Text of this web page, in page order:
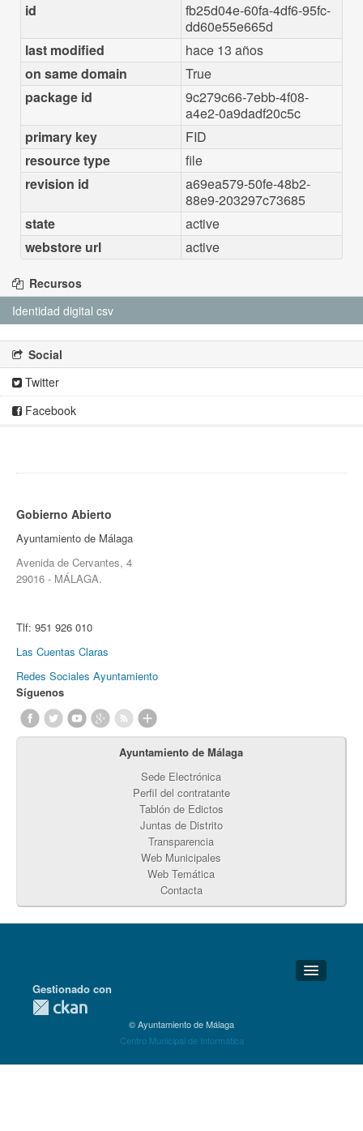
id
fb25d04e-60fa-4df6-95fc-
dd60e55e665d
last modified
hace 13 años
on same domain
True
package id
9c279c66-7ebb-4f08-
a4e2-0a9dadf20c5c
primary key
FID
resource type
file
revision id
a69ea579-50fe-48b2-
88e9-203297c73685
state
active
webstore url
active
Recursos
Identidad digital csv
Social
Twitter
Facebook
Gobierno Abierto
Ayuntamiento de Málaga
Avenida de Cervantes, 4
29016 - MÁLAGA.
Tlf: 951 926 010
Las Cuentas Claras
Redes Sociales Ayuntamiento
Síguenos
Ayuntamiento de Málaga
Sede Electrónica
Perfil del contratante
Tablón de Edictos
Juntas de Distrito
Transparencia
Web Municipales
Web Temática
Contacta
Detalles Técnicos
Gestionado con
© Ayuntamiento de Málaga
Centro Municipal de Informática